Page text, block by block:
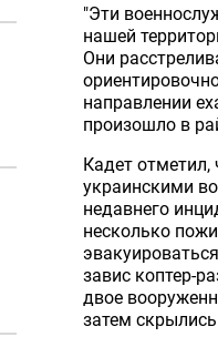
"Эти
нашей
Они
направлении
произошло в
Кадет отметил,
украинскими
недавнего
несколько
завис коптер-
двое
затем